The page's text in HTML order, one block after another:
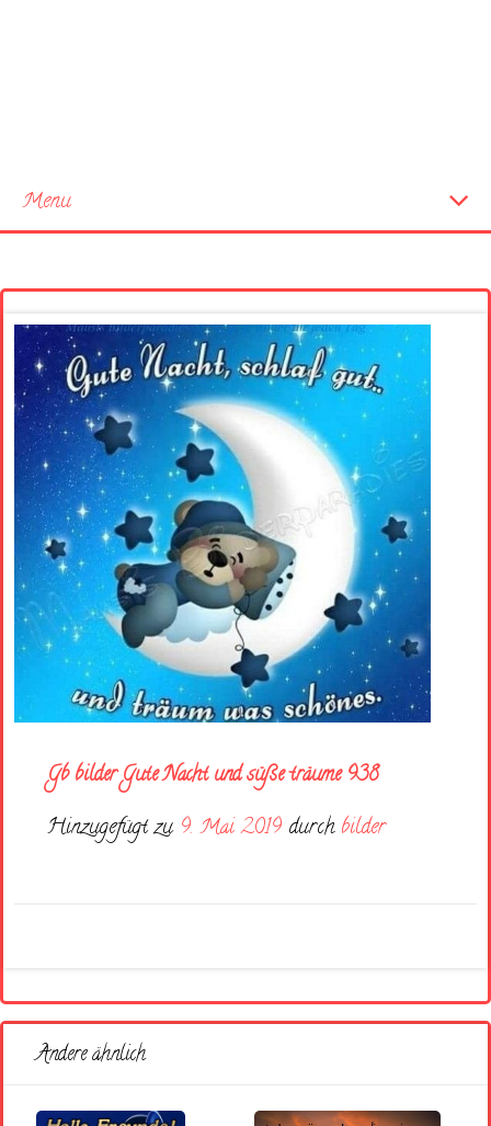
Menu
Gb bilder Gute Nacht und süße träume 938
Hinzugefügt zu 9. Mai 2019 durch bilder
Andere ähnlich